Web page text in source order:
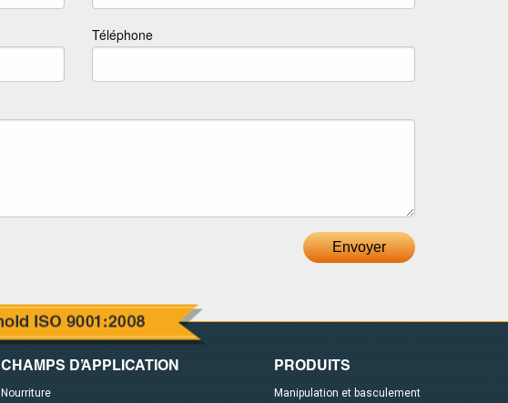
Téléphone
Envoyer
CHAMPS D’APPLICATION
Nourriture
PRODUITS
Manipulation et basculement